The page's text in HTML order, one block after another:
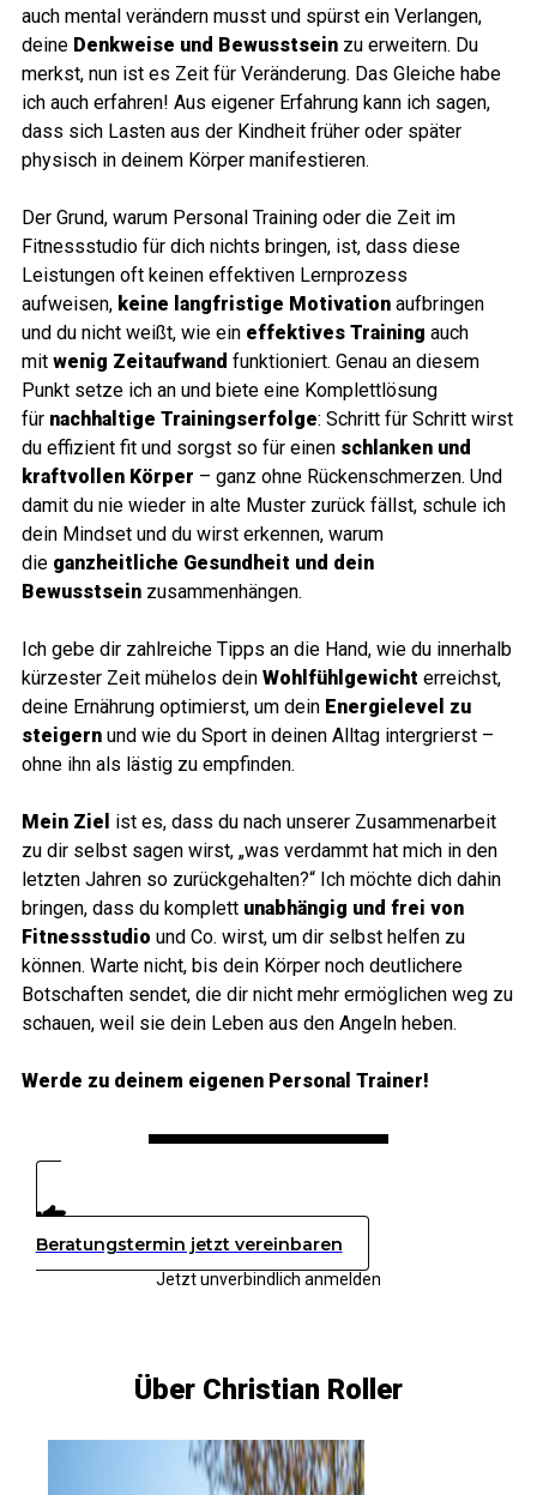
auch mental verändern musst und spürst ein Verlangen,
deine Denkweise und Bewusstsein zu erweitern. Du
merkst, nun ist es Zeit für Veränderung. Das Gleiche habe
ich auch erfahren! Aus eigener Erfahrung kann ich sagen,
dass sich Lasten aus der Kindheit früher oder später
physisch in deinem Körper manifestieren.
Der Grund, warum Personal Training oder die Zeit im
Fitnessstudio für dich nichts bringen, ist, dass diese
Leistungen oft keinen effektiven Lernprozess
aufweisen, keine langfristige Motivation aufbringen
und du nicht weißt, wie ein effektives Training auch ​
mit wenig Zeitaufwand funktioniert. Genau an diesem
Punkt setze ich an und biete eine Komplettlösung
für nachhaltige Trainingserfolge: Schritt für Schritt wirst
du effizient fit und sorgst so für einen schlanken und
kraftvollen Körper – ganz ohne Rückenschmerzen. Und
damit du nie wieder in alte Muster zurück fällst, schule ich
dein Mindset und du wirst erkennen, warum
die ganzheitliche Gesundheit und dein
Bewusstsein zusammenhängen.
Ich gebe dir zahlreiche Tipps an die Hand, wie du innerhalb
kürzester Zeit mühelos dein Wohlfühlgewicht erreichst,
deine Ernährung optimierst, um dein Energielevel zu
steigern und wie du Sport in deinen Alltag intergrierst –
ohne ihn als lästig zu empfinden.
Mein Ziel ist es, dass du nach unserer Zusammenarbeit
zu dir selbst sagen wirst, „was verdammt hat mich in den
letzten Jahren so zurückgehalten?“ Ich möchte dich dahin
bringen, dass du komplett unabhängig und frei von
Fitnessstudio und Co. wirst, um dir selbst helfen zu
können. Warte nicht, bis dein Körper noch deutlichere
Botschaften sendet, die dir nicht mehr ermöglichen weg zu
schauen, weil sie dein Leben aus den Angeln heben.
Werde zu deinem eigenen Personal Trainer!
Beratungstermin jetzt vereinbaren
Jetzt unverbindlich anmelden
Über Christian Roller​